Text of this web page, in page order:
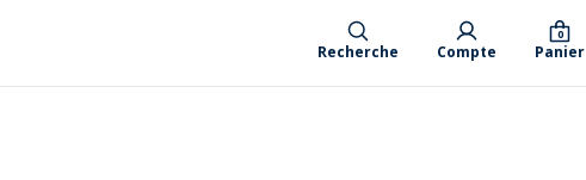
Recherche Compte Panier
0